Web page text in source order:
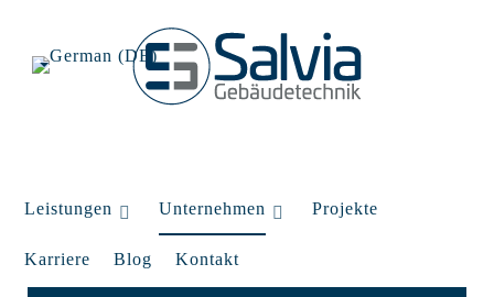
Leistungen Unternehmen Projekte
Karriere Blog Kontakt